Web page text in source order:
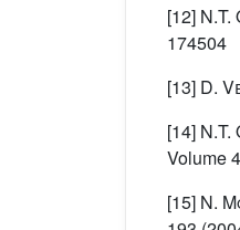
[12]
174504
[13] D.
[14]
Volume
[15] N.